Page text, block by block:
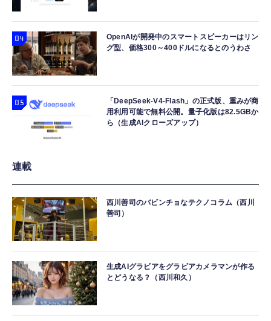
OpenAIが開発中のスマートスピーカーはリン
グ型、価格300～400ドルになるとのうわさ
「DeepSeek-V4-Flash」の正式版、重みが商
用利用可能で無料公開。量子化版は82.5GBか
ら（生成AIクローズアップ）
連載
西川善司のバビンチョなテクノコラム（西川
善司）
生成AIグラビアをグラビアカメラマンが作る
とどうなる？（西川和久）